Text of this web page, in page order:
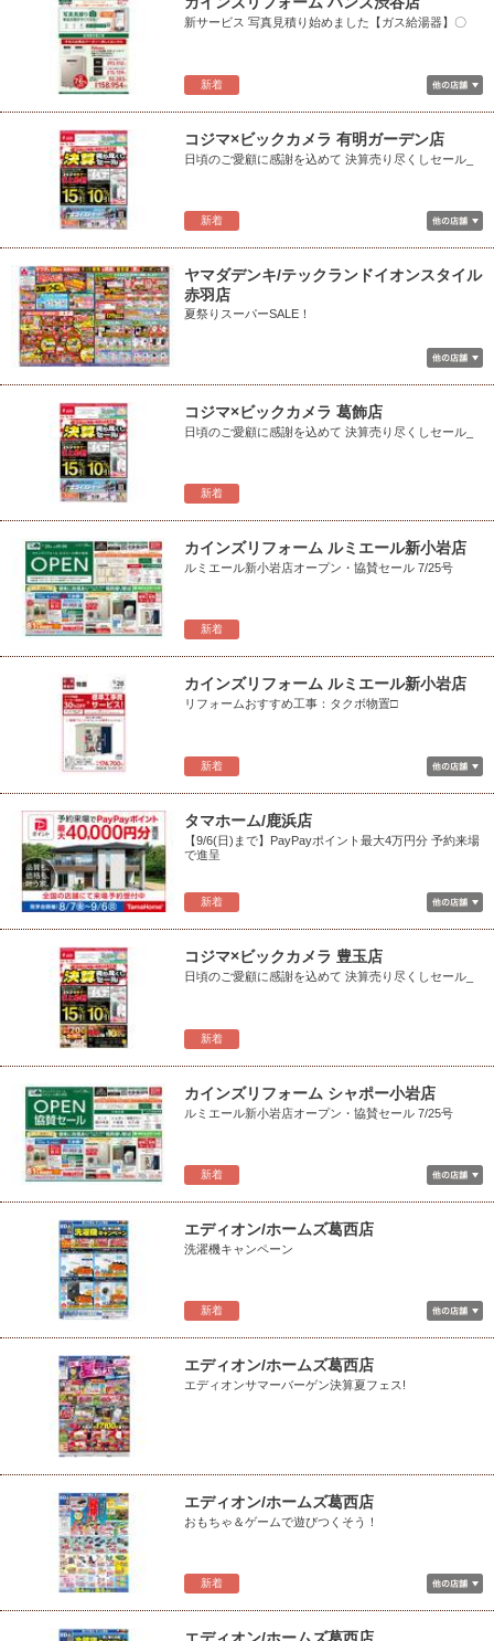
新着
新サービス 写真見積り始めました【ガス給湯器】〇
新着
コジマ×ビックカメラ 有明ガーデン店
日頃のご愛顧に感謝を込めて 決算売り尽くしセール_
ヤマダデンキ/テックランドイオンスタイル
赤羽店
夏祭りスーパーSALE！
新着
コジマ×ビックカメラ 葛飾店
日頃のご愛顧に感謝を込めて 決算売り尽くしセール_
新着
カインズリフォーム ルミエール新小岩店
ルミエール新小岩店オープン・協賛セール 7/25号
新着
カインズリフォーム ルミエール新小岩店
リフォームおすすめ工事：タクボ物置□
新着
タマホーム/鹿浜店
【9/6(日)まで】PayPayポイント最大4万円分 予約来場
で進呈
新着
コジマ×ビックカメラ 豊玉店
日頃のご愛顧に感謝を込めて 決算売り尽くしセール_
新着
カインズリフォーム シャポー小岩店
ルミエール新小岩店オープン・協賛セール 7/25号
新着
エディオン/ホームズ葛西店
洗濯機キャンペーン
エディオン/ホームズ葛西店
エディオンサマーバーゲン決算夏フェス!
新着
エディオン/ホームズ葛西店
おもちゃ＆ゲームで遊びつくそう！